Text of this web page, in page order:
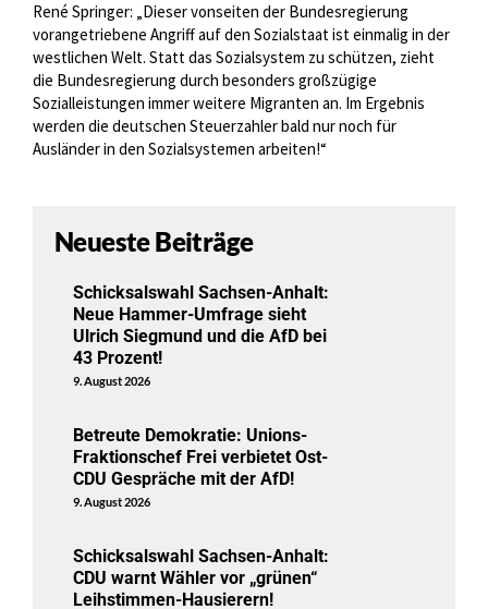
René Springer: „Dieser vonseiten der Bundesregierung
vorangetriebene Angriff auf den Sozialstaat ist einmalig in der
westlichen Welt. Statt das Sozialsystem zu schützen, zieht
die Bundesregierung durch besonders großzügige
Sozialleistungen immer weitere Migranten an. Im Ergebnis
werden die deutschen Steuerzahler bald nur noch für
Ausländer in den Sozialsystemen arbeiten!“
Neueste Beiträge
Schicksalswahl Sachsen-Anhalt:
Neue Hammer-Umfrage sieht
Ulrich Siegmund und die AfD bei
43 Prozent!
9. August 2026
Betreute Demokratie: Unions-
Fraktionschef Frei verbietet Ost-
CDU Gespräche mit der AfD!
9. August 2026
Schicksalswahl Sachsen-Anhalt:
CDU warnt Wähler vor „grünen“
Leihstimmen-Hausierern!